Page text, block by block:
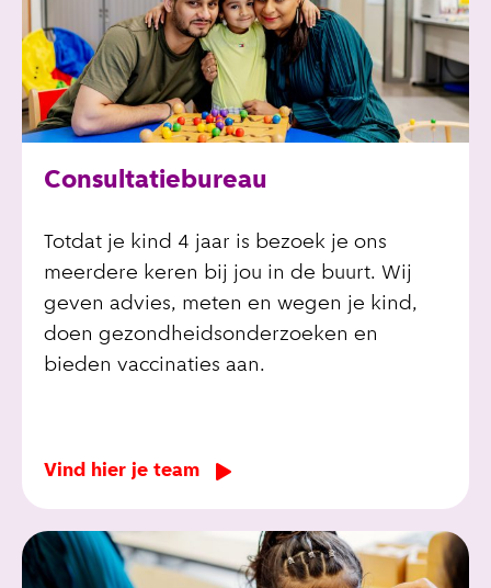
Consultatiebureau
Totdat je kind 4 jaar is bezoek je ons
meerdere keren bij jou in de buurt. Wij
geven advies, meten en wegen je kind,
doen gezondheidsonderzoeken en
bieden vaccinaties aan.
Vind hier je team